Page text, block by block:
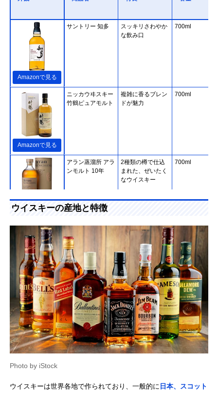
Amazonで見る
サントリー 知多
スッキリさわやか
な飲み口
700ml
Amazonで見る
ニッカウヰスキー
竹鶴ピュアモルト
複雑に香るブレン
ドが魅力
700ml
Amazonで見る
アラン蒸溜所 アラ
ンモルト 10年
2種類の樽で仕込
まれた、ぜいたく
なウイスキー
700ml
Amazonで見る
アードベッグ アー
ドベッグ 10年
スモーキーな香り
の余韻が長く続く
Amazonで見る
バカルディ ジャパ
ン デュワーズ ホ
ワイト・ラベル
ダブルエイジ製法
で初心者にピッタ
リ
700ml
Amazonで見る
アサヒビール ブッ
シュミルズ
3回蒸溜で手間を
かけて作られたウ
イスキー
700ml
Amazonで見る
ペルノ・リカー
ル・ジャパン ジェ
ムソン スタンダー
ド
3回蒸溜＆3年以上
熟成でやさしい味
わい
700ml
Amazonで見る
ル ヘイデン
もライトな飲み口
ウイスキーの産地と特徴
Photo by iStock
ウイスキーは世界各地で作られており、一般的に 日本、スコット